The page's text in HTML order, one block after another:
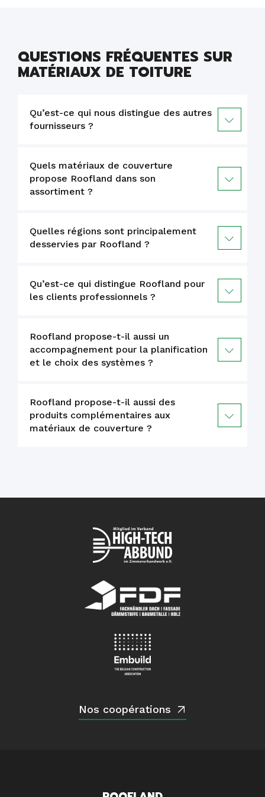
QUESTIONS FRÉQUENTES SUR
MATÉRIAUX DE TOITURE
Qu’est-ce qui nous distingue des autres
fournisseurs ?
Quels matériaux de couverture
propose Roofland dans son
assortiment ?
Quelles régions sont principalement
desservies par Roofland ?
Qu’est-ce qui distingue Roofland pour
les clients professionnels ?
Roofland propose-t-il aussi un
accompagnement pour la planification
et le choix des systèmes ?
Roofland propose-t-il aussi des
produits complémentaires aux
matériaux de couverture ?
Nos coopérations